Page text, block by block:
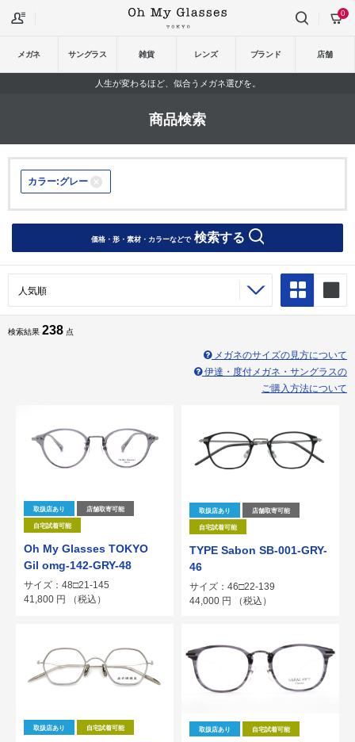
メガネ サングラス 雑貨 レンズ ブランド 店舗
0
人生が変わるほど、似合うメガネ選びを。
商品検索
カラー:グレー
価格・形・素材・カラーなどで検索する
検索結果 238 点
メガネのサイズの見方について
伊達・度付メガネ・サングラスの
ご購入方法について
取扱店あり 店舗取寄可能
自宅試着可能
Oh My Glasses TOKYO
Gil omg-142-GRY-48
サイズ：48□21-145
41,800 円 （税込）
取扱店あり 店舗取寄可能
自宅試着可能
TYPE Sabon SB-001-GRY-
46
サイズ：46□22-139
44,000 円 （税込）
取扱店あり 自宅試着可能 取扱店あり 自宅試着可能